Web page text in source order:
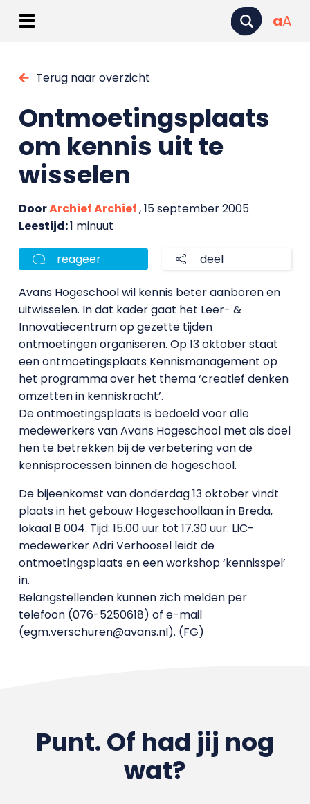
aA
Terug naar overzicht
Ontmoetingsplaats
om kennis uit te
wisselen
DoorArchief Archief, 15 september 2005
Leestijd:1 minuut
reageer deel
Avans Hogeschool wil kennis beter aanboren en
uitwisselen. In dat kader gaat het Leer- &
Innovatiecentrum op gezette tijden
ontmoetingen organiseren. Op 13 oktober staat
een ontmoetingsplaats Kennismanagement op
het programma over het thema ‘creatief denken
omzetten in kenniskracht’.
De ontmoetingsplaats is bedoeld voor alle
medewerkers van Avans Hogeschool met als doel
hen te betrekken bij de verbetering van de
kennisprocessen binnen de hogeschool.
De bijeenkomst van donderdag 13 oktober vindt
plaats in het gebouw Hogeschoollaan in Breda,
lokaal B 004. Tijd: 15.00 uur tot 17.30 uur. LIC-
medewerker Adri Verhoosel leidt de
ontmoetingsplaats en een workshop ‘kennisspel’
in.
Belangstellenden kunnen zich melden per
telefoon (076-5250618) of e-mail
(egm.verschuren@avans.nl). (FG)
Punt. Of had jij nog
wat?